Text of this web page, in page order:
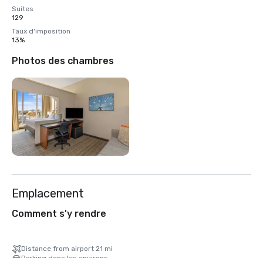
Suites
129
Taux d'imposition
13%
Photos des chambres
Emplacement
Comment s'y rendre
Distance from airport 21 mi